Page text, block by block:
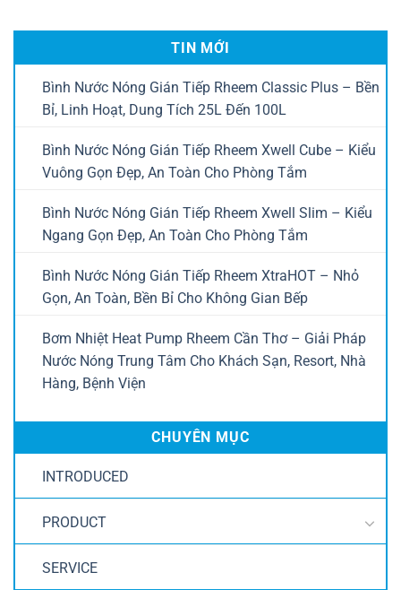
TIN MỚI
Bình Nước Nóng Gián Tiếp Rheem Classic Plus – Bền
Bỉ, Linh Hoạt, Dung Tích 25L Đến 100L
Bình Nước Nóng Gián Tiếp Rheem Xwell Cube – Kiểu
Vuông Gọn Đẹp, An Toàn Cho Phòng Tắm
Bình Nước Nóng Gián Tiếp Rheem Xwell Slim – Kiểu
Ngang Gọn Đẹp, An Toàn Cho Phòng Tắm
Bình Nước Nóng Gián Tiếp Rheem XtraHOT – Nhỏ
Gọn, An Toàn, Bền Bỉ Cho Không Gian Bếp
Bơm Nhiệt Heat Pump Rheem Cần Thơ – Giải Pháp
Nước Nóng Trung Tâm Cho Khách Sạn, Resort, Nhà
Hàng, Bệnh Viện
CHUYÊN MỤC
INTRODUCED
PRODUCT
SERVICE